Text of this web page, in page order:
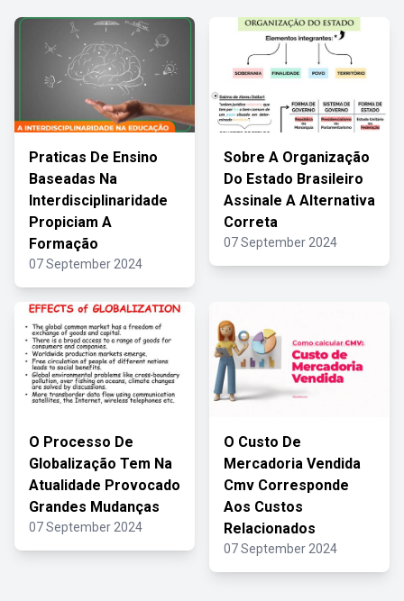
Praticas De Ensino
Baseadas Na
Interdisciplinaridade
Propiciam A
Formação
07 September 2024
Sobre A Organização
Do Estado Brasileiro
Assinale A Alternativa
Correta
07 September 2024
O Processo De
Globalização Tem Na
Atualidade Provocado
Grandes Mudanças
07 September 2024
O Custo De
Mercadoria Vendida
Cmv Corresponde
Aos Custos
Relacionados
07 September 2024